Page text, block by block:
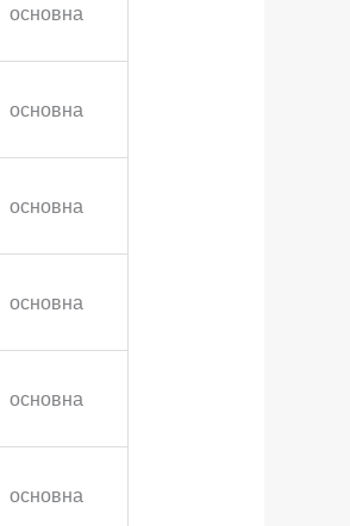
основна
основна
основна
основна
основна
основна